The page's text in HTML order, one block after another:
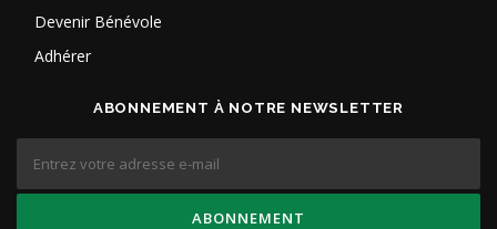
Devenir Bénévole
Adhérer
ABONNEMENT À NOTRE NEWSLETTER